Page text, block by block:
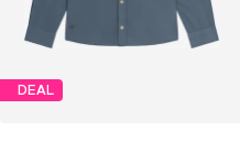
DEAL